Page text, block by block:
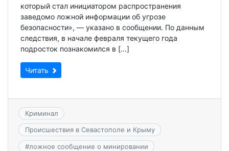
который стал инициатором распространения
заведомо ложной информации об угрозе
безопасности», — указано в сообщении. По данным
следствия, в начале февраля текущего года
подросток познакомился в […]
Читать
Криминал
Происшествия в Севастополе и Крыму
#ложное сообщение о минировании